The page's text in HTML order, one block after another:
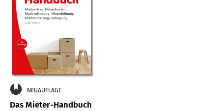
NEUAUFLAGE
Das Mieter-Handbuch